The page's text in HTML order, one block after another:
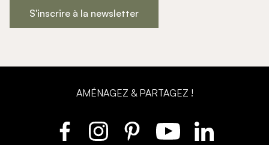
S'inscrire à la newsletter
AMÉNAGEZ & PARTAGEZ !